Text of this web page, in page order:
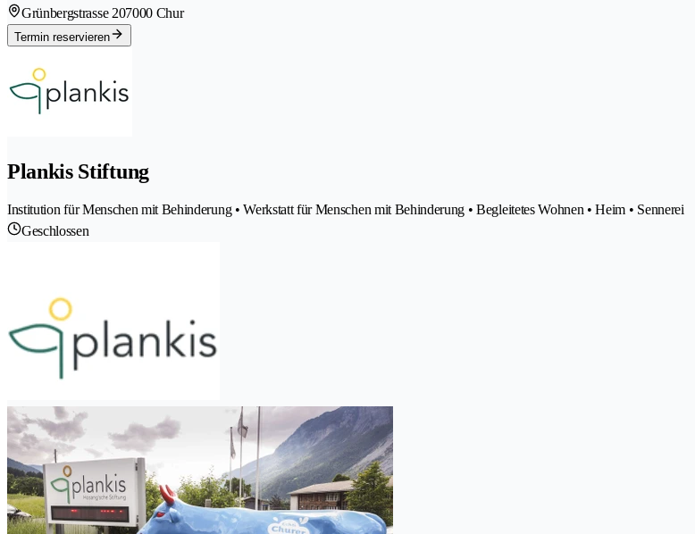
Grünbergstrasse 207000 Chur
Termin reservieren
Plankis Stiftung
Institution für Menschen mit Behinderung • Werkstatt für Menschen mit Behinderung • Begleitetes Wohnen • Heim • Sennerei
Geschlossen